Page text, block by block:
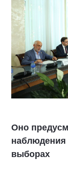
Оно
наблюдения
выборах